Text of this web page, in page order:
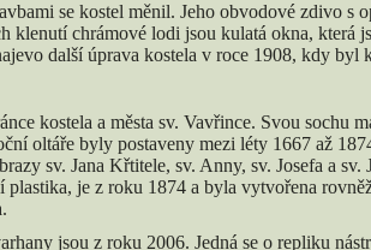
se kostel měnil. Jeho obvodové zdivo s
chrámové lodi jsou kulatá okna, která
další úprava kostela v roce 1908, kdy byl
kostela a města sv. Vavřince. Svou sochu
oltáře byly postaveny mezi léty 1667 až
sv. Jana Křtitele, sv. Anny, sv. Josefa a
je z roku 1874 a byla vytvořena
jsou z roku 2006. Jedná se o repliku